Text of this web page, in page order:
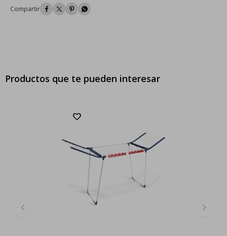
   
Productos que te pueden interesar